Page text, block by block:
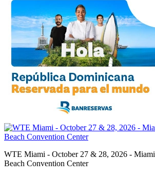
WTE Miami - October 27 & 28, 2026 - Miami
Beach Convention Center